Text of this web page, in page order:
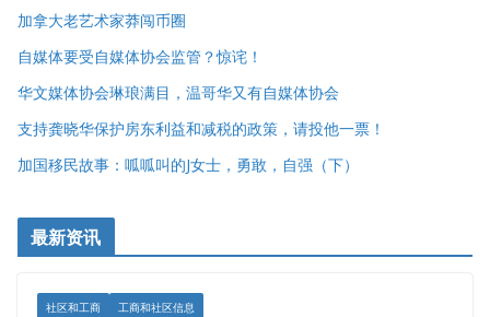
加拿大老艺术家莽闯币圈
自媒体要受自媒体协会监管？惊诧！
华文媒体协会琳琅满目，温哥华又有自媒体协会
支持龚晓华保护房东利益和减税的政策，请投他一票！
加国移民故事：呱呱叫的J女士，勇敢，自强（下）
最新资讯
社区和工商 工商和社区信息